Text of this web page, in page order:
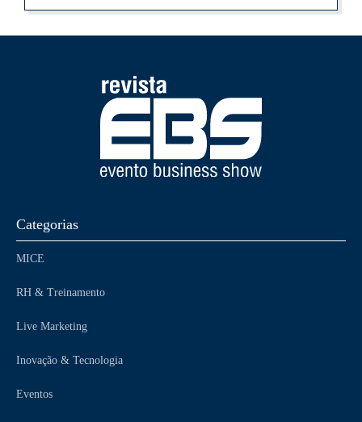
Categorias
MICE
RH & Treinamento
Live Marketing
Inovação & Tecnologia
Eventos